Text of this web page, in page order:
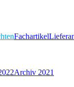
Fachartikel
Archiv 2021